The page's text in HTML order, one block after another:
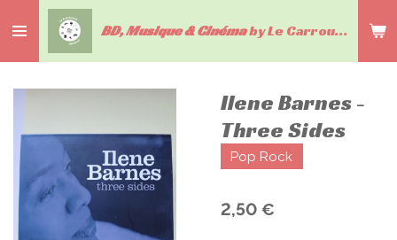
au
contenu
BD, Musique & Cinémaby Le Carrousel du livre
Ilene Barnes -
Three Sides
Pop Rock
2,50 €